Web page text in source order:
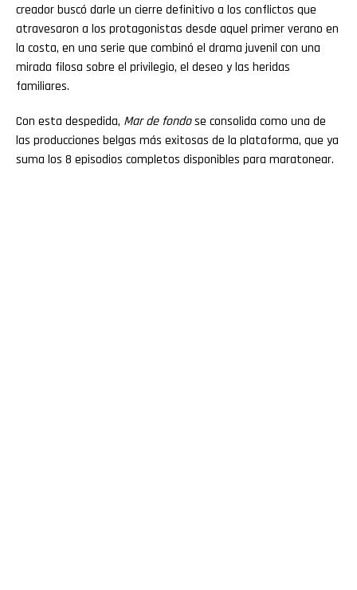
creador buscó darle un cierre definitivo a los conflictos que
atravesaron a los protagonistas desde aquel primer verano en
la costa, en una serie que combinó el drama juvenil con una
mirada filosa sobre el privilegio, el deseo y las heridas
familiares.
Con esta despedida, Mar de fondose consolida como una de
las producciones belgas más exitosas de la plataforma, que ya
suma los 8 episodios completos disponibles para maratonear.